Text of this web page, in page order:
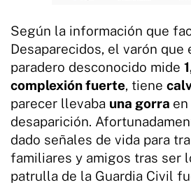
Según la información que
Desaparecidos, el varón que
paradero desconocido mide
complexión fuerte, tiene
parecer llevaba una gorra
desaparición.
dado señales de vida para
familiares y amigos tras ser
patrulla de la Guardia Civil